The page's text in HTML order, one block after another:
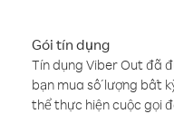
Gói tín dụng
Tín dụng Viber Out đã
bạn mua số lượng bất
thể thực hiện cuộc gọi